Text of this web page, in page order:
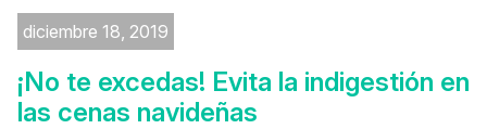
diciembre 18, 2019
¡No te excedas! Evita la indigestión en
las cenas navideñas